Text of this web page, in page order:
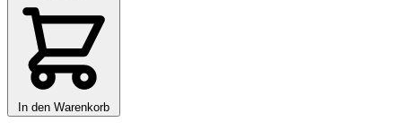
In den Warenkorb